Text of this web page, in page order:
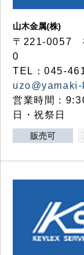
山木金属(株)
〒221-0057
0
TEL：045-
営業時間：
日・祝祭日
販売可